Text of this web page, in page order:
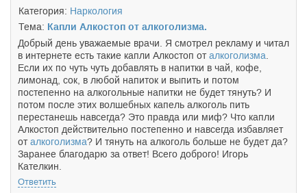
Категория: Наркология
Тема: Капли Алкостоп от алкоголизма.
Добрый день уважаемые врачи. Я смотрел рекламу и читал
в интернете есть такие капли Алкостоп оталкоголизма
Если их по чуть чуть добавлять в напитки в чай, кофе,
лимонад, сок, в любой напиток и выпить и потом
постепенно на алкогольные напитки не будет тянуть? И
потом после этих волшебных капель алкоголь пить
перестанешь навсегда? Это правда или миф? Что капли
Алкостоп действительно постепенно и навсегда избавляет
оталкоголизма? И тянуть на алкоголь больше не будет да?
Заранее благодарю за ответ! Всего доброго! Игорь
Кателкин.
Ответить